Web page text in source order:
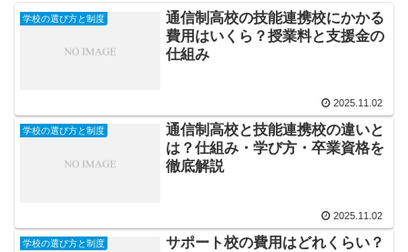
学校の選び方と制度
通信制高校の技能連携校にかかる
費用はいくら？授業料と支援金の
仕組み
2025.11.02
学校の選び方と制度
通信制高校と技能連携校の違いと
は？仕組み・学び方・卒業資格を
徹底解説
2025.11.02
学校の選び方と制度
サポート校の費用はどれくらい？